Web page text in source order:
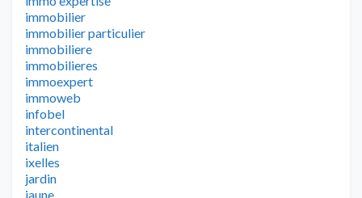
immobilier
immobilier particulier
immobiliere
immobilieres
immoexpert
immoweb
infobel
intercontinental
italien
ixelles
jardin
jaune